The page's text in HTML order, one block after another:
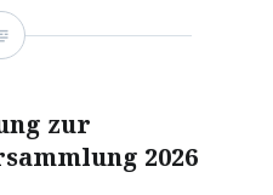
zur
2026